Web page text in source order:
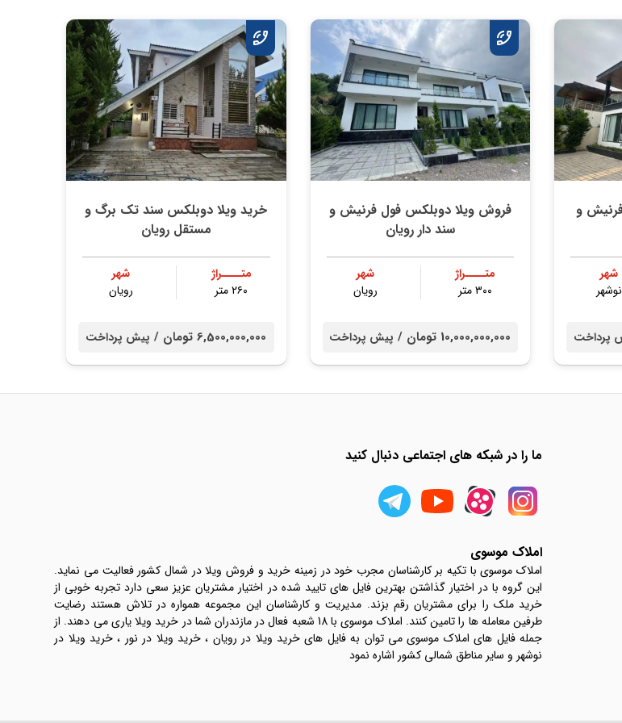
و
شهر
نوشهر
پرداخت
فروش ویلا دوبلکس فول فرنیش و
سند دار رویان
متــــراژ
۳۰۰ متر
شهر
رویان
10,000,000,000 تومان / پیش پرداخت
خرید ویلا دوبلکس سند تک برگ و
مستقل رویان
متــــراژ
۲۶۰ متر
شهر
رویان
6,500,000,000 تومان / پیش پرداخت
ما را در شبکه های اجتماعی دنبال کنید
املاک موسوی
املاک موسوی با تکیه بر کارشناسان مجرب خود در زمینه خرید و فروش ویلا در شمال کشور فعالیت می نماید.
این گروه با در اختیار گذاشتن بهترین فایل های تایید شده در اختیار مشتریان عزیز سعی دارد تجربه خوبی از
خرید ملک را برای مشتریان رقم بزند. مدیریت و کارشناسان این مجموعه همواره در تلاش هستند رضایت
طرفین معامله ها را تامین کنند. املاک موسوی با 18 شعبه فعال در مازندران شما در خرید ویلا یاری می دهند. از
جمله فایل های املاک موسوی می توان به فایل های خرید ویلا در رویان ، خرید ویلا در نور ، خرید ویلا در
نوشهر و سایر مناطق شمالی کشور اشاره نمود